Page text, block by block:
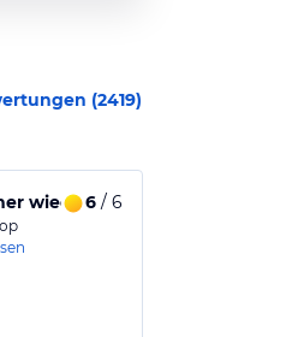
(2419)
wieder6/ 6